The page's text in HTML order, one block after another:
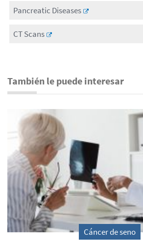
Pancreatic Diseases
CT Scans
También le puede interesar
Cáncer de seno